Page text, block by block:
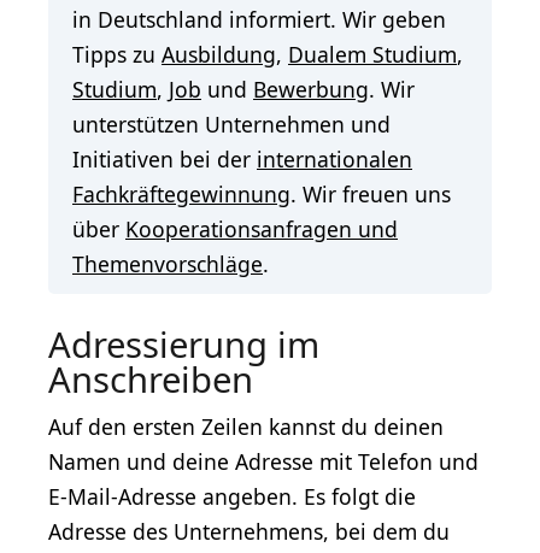
in Deutschland informiert. Wir geben
Tipps zu Ausbildung, Dualem Studium,
Studium, Job und Bewerbung. Wir
unterstützen Unternehmen und
Initiativen bei der internationalen
Fachkräftegewinnung. Wir freuen uns
über Kooperationsanfragen und
Themenvorschläge.
Adressierung im
Anschreiben
Auf den ersten Zeilen kannst du deinen
Namen und deine Adresse mit Telefon und
E-Mail-Adresse angeben. Es folgt die
Adresse des Unternehmens, bei dem du